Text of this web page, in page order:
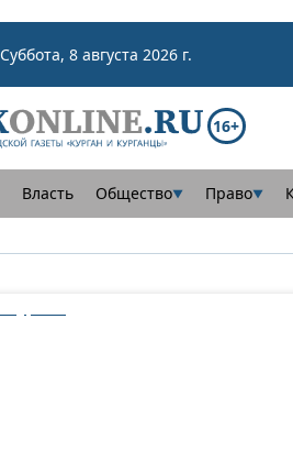
Суббота, 8 августа 2026 г.
16+
Власть Общество▼ Право▼